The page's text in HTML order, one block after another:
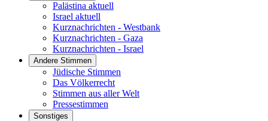
Palästina aktuell
Israel aktuell
Kurznachrichten - Westbank
Kurznachrichten - Gaza
Kurznachrichten - Israel
Andere Stimmen
Jüdische Stimmen
Das Völkerrecht
Stimmen aus aller Welt
Pressestimmen
Sonstiges